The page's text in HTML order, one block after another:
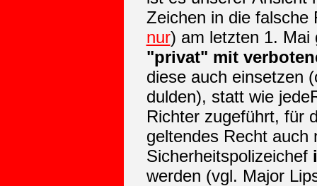
Zeichen in die falsche
nur) am letzten 1. Mai
"privat" mit
diese auch einsetzen
dulden), statt wie
Richter zugeführt, für
geltendes Rechtauch
Sicherheitspolizeichef
werden (vgl. Major